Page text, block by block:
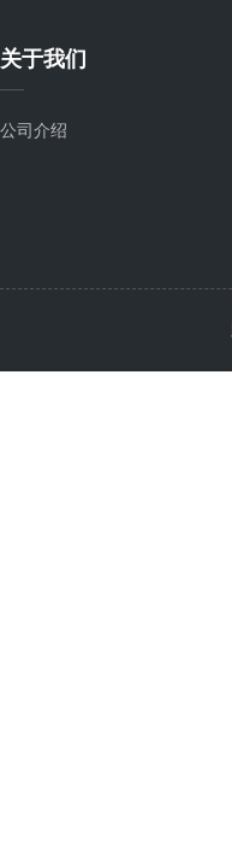
关于我们
公司介绍